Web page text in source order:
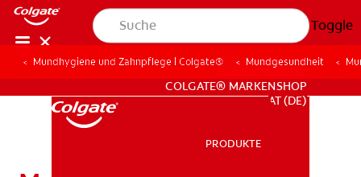
Toggle
FÜR FACHKREISE
COLGATE® MARKENSHOP
AT (DE)
PRODUKTE
Mundhygiene und Zahnpflege | Colgate® Mundgesundheit